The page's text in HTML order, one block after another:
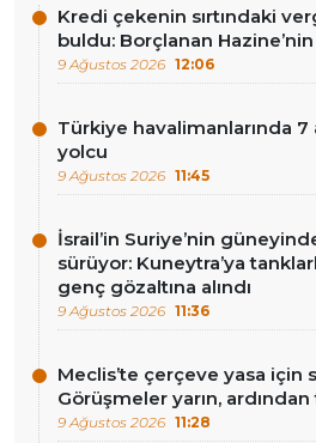
Kredi çekenin sırtındaki
buldu: Borçlanan
9 Ağustos 2026 12:06
Türkiye havalimanlarında 7
yolcu
9 Ağustos 2026 11:45
İsrail’in Suriye’nin
sürüyor: Kuneytra’ya
genç gözaltına alındı
9 Ağustos 2026 11:36
Meclis’te çerçeve yasa için
Görüşmeler yarın,
9 Ağustos 2026 11:28